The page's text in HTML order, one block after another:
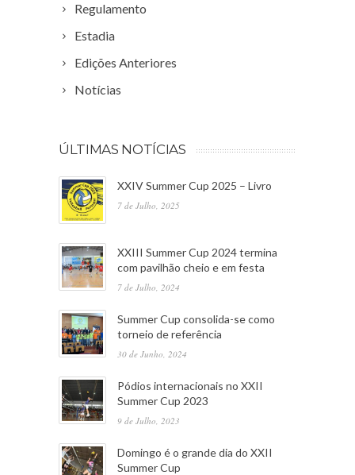
Regulamento
Estadia
Edições Anteriores
Notícias
ÚLTIMAS NOTÍCIAS
XXIV Summer Cup 2025 – Livro
7 de Julho, 2025
XXIII Summer Cup 2024 termina
com pavilhão cheio e em festa
7 de Julho, 2024
Summer Cup consolida-se como
torneio de referência
30 de Junho, 2024
Pódios internacionais no XXII
Summer Cup 2023
9 de Julho, 2023
Domingo é o grande dia do XXII
Summer Cup